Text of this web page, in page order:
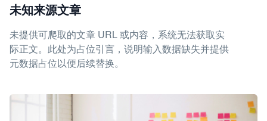
未知来源文章
未提供可爬取的文章 URL 或内容，系统无法获取实
际正文。此处为占位引言，说明输入数据缺失并提供
元数据占位以便后续替换。